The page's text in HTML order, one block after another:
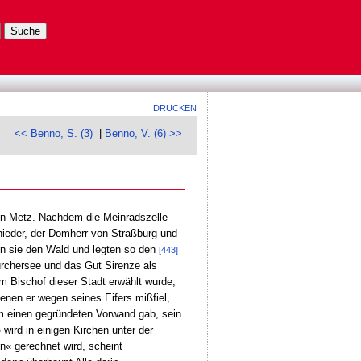
DRUCKEN
<< Benno, S. (3) Benno, V. (6) >>
Metz. Nachdem die Meinradszelle
der Domherr von Straßburg und
sie den Wald und legten so den [443]
und das Gut Sirenze als
Bischof dieser Stadt erwählt wurde,
er wegen seines Eifers mißfiel,
gegründeten Vorwand gab, sein
wird in einigen Kirchen unter der
gerechnet wird, scheint